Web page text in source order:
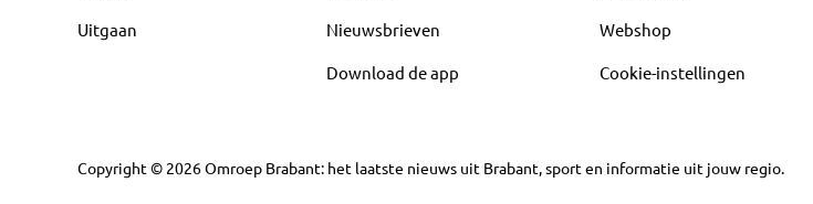
Uitgaan Nieuwsbrieven
Download de app
Webshop
Cookie-instellingen
Copyright © 2026Omroep Brabant: het laatste nieuws uit Brabant, sport en informatie uit jouw regio.